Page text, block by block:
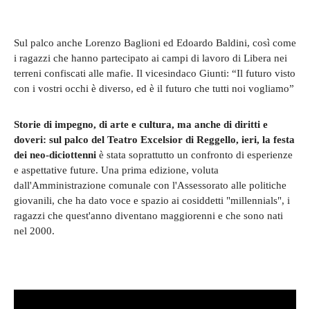
Sul palco anche Lorenzo Baglioni ed Edoardo Baldini, così come
i ragazzi che hanno partecipato ai campi di lavoro di Libera nei
terreni confiscati alle mafie. Il vicesindaco Giunti: “Il futuro visto
con i vostri occhi è diverso, ed è il futuro che tutti noi vogliamo”
Storie di impegno, di arte e cultura, ma anche di diritti e
doveri: sul palco del Teatro Excelsior di Reggello, ieri, la festa
dei neo-diciottenni è stata soprattutto un confronto di esperienze
e aspettative future. Una prima edizione, voluta
dall'Amministrazione comunale con l'Assessorato alle politiche
giovanili, che ha dato voce e spazio ai cosiddetti "millennials", i
ragazzi che quest'anno diventano maggiorenni e che sono nati
nel 2000.